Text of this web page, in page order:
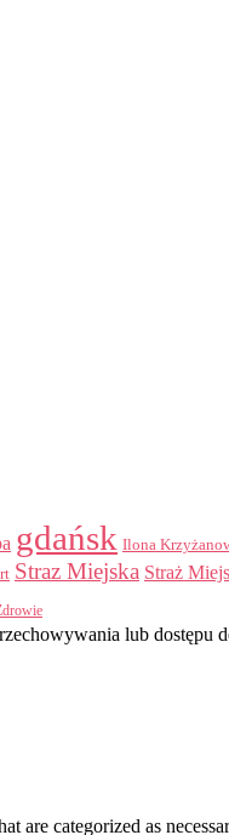
gdańsk Ilona
Straz Miejska Straż
lub dostępu
categorized as